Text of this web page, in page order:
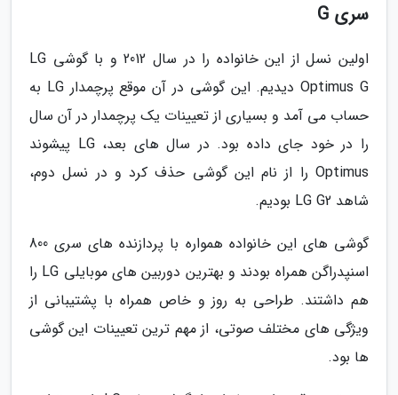
سری G
اولین نسل از این خانواده را در سال 2012 و با گوشی LG
Optimus G دیدیم. این گوشی در آن موقع پرچمدار LG به
حساب می آمد و بسیاری از تعیینات یک پرچمدار در آن سال
را در خود جای داده بود. در سال های بعد، LG پیشوند
Optimus را از نام این گوشی حذف کرد و در نسل دوم،
شاهد LG G2 بودیم.
گوشی های این خانواده همواره با پردازنده های سری 800
اسنپدراگن همراه بودند و بهترین دوربین های موبایلی LG را
هم داشتند. طراحی به روز و خاص همراه با پشتیبانی از
ویژگی های مختلف صوتی، از مهم ترین تعیینات این گوشی
ها بود.